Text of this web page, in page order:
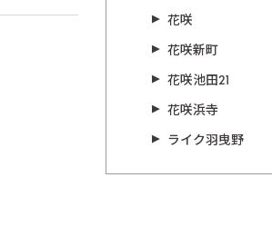
花咲
花咲新町
花咲池田21
花咲浜寺
ライク羽曳野